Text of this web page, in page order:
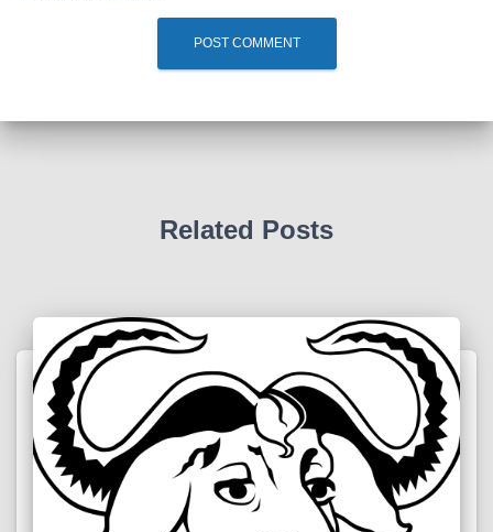
Related Posts